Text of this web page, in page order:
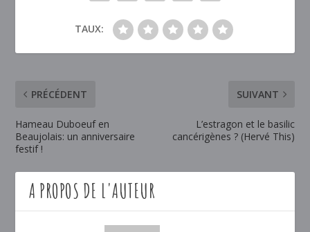
TAUX:
PRÉCÉDENT
Hameau Duboeuf en
Beaujolais: un anniversaire
festif !
SUIVANT
L’estragon et le basilic
cancérigènes ? (Hervé This)
A PROPOS DE L'AUTEUR